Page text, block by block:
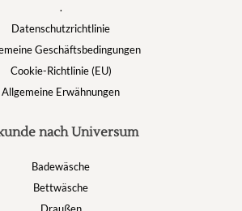
.
Datenschutzrichtlinie
Geschäftsbedingungen
Cookie-Richtlinie (EU)
Allgemeine Erwähnungen
nach Universum
Badewäsche
Bettwäsche